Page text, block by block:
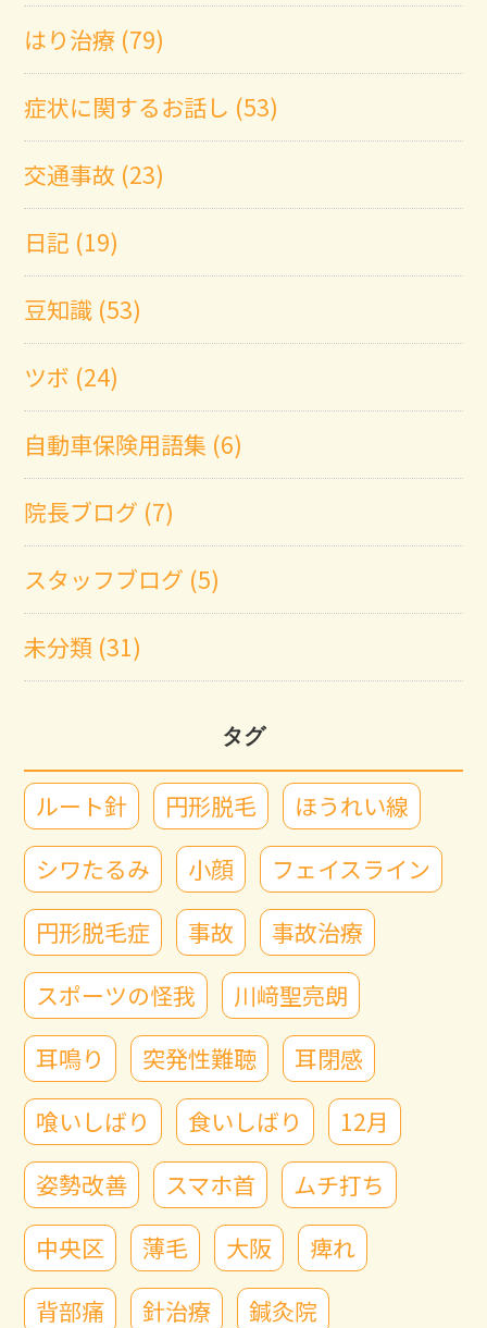
はり治療 (79)
症状に関するお話し (53)
交通事故 (23)
日記 (19)
豆知識 (53)
ツボ (24)
自動車保険用語集 (6)
院長ブログ (7)
スタッフブログ (5)
未分類 (31)
タグ
ルート針 円形脱毛
ほうれい線
シワたるみ
小顔
フェイスライン
円形脱毛症
事故
事故治療
スポーツの怪我
川﨑聖亮朗
耳鳴り
突発性難聴
耳閉感
喰いしばり
食いしばり
12月
姿勢改善
スマホ首
ムチ打ち
中央区
薄毛 大阪
痺れ
背部痛
針治療
鍼灸院